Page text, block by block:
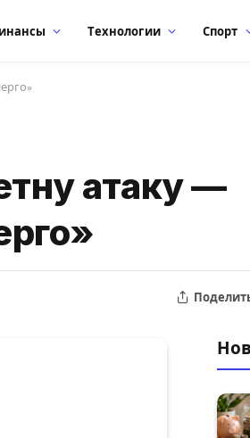
Технологии Спорт
атаку —